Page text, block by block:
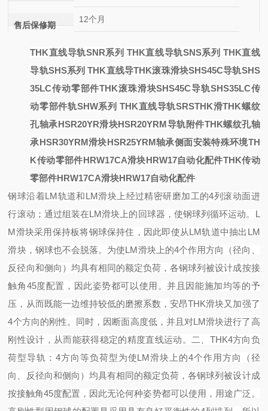
售后保修期
12个月
THK直线导轨SNR系列 THK直线导轨SNS系列 THK直线
导轨SHS系列 THK直线导THK滚珠滑块SHS45C导轨SHS
35LC传动零部件THK滚珠滑块SHS45C导轨SHS35LC传
动零部件轨SHW系列 THK直线导轨SRSTHK滑THK螺纹
孔轴承HSR20YR滑块HSR20YRM导轨附件THK螺纹孔轴
承HSR30YRM滑块HSR25YRM轴承侧面安装特殊环境TH
K传动零部件HRW17CA滑块HRW17自动化配件THK传动
零部件HRW17CA滑块HRW17自动化配件
钢球沿着LM轨道和LM滑块上经过精密研磨加工的4列滚动面进
行滚动；通过组装在LM滑块上的回球器，使钢球列循环运动。 L
M滑块采用保持板将钢球保持住，因此即使从LM轨道中抽出LM
滑块，钢球也不会脱落。 为使LM滑块上的4个作用方向（径向、
反径向和侧向）均具有相同的额定负荷，各钢球列被设计成按接
触角45度配置，因此姿势都可以使用。并且因能施加均等的予
压，从而既能一边维持较低的磨擦系数，安昂THK滑块又加强了
4个方向的刚性。同时，因断面高度低，并且对LM滑块进行了高
刚性设计，从而能获得稳定的精度直线运动。
二、 THK4方向负
荷型导轨：4方向等负荷型为使LM滑块上的4个作用方向（径
向、反径向和侧向）均具有相同的额定负荷，各钢球列被设计成
按接触角45度配置，因此无论何种姿势都可以使用，用途广泛。